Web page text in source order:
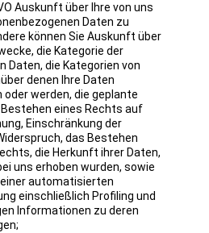
Auskunft über Ihre von uns
Daten zu
können Sie Auskunft über
die Kategorie der
Daten, die Kategorien von
denen Ihre Daten
werden, die geplante
eines Rechts auf
Einschränkung der
das Bestehen
die Herkunft ihrer Daten,
uns erhoben wurden, sowie
automatisierten
einschließlich Profiling und
Informationen zu deren